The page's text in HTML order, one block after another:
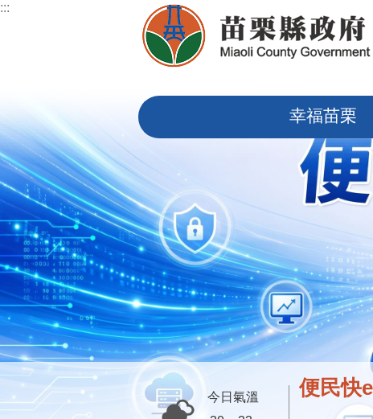
跳到主要內容區塊
:::
幸福苗栗
便民快
今日氣溫